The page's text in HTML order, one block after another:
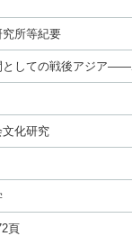
究所等紀要
としての戦後アジア――
文化研究
頁